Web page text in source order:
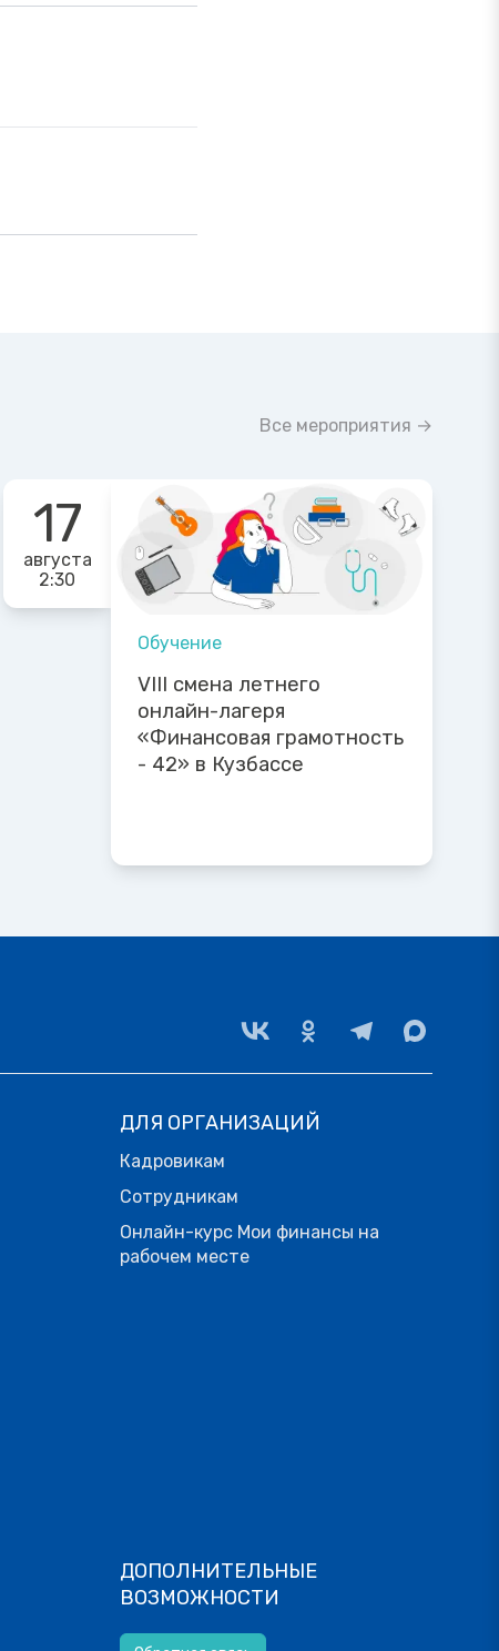
Все мероприятия →
17
августа
2:30
Обучение
VIII смена летнего
онлайн-лагеря
«Финансовая грамотность
- 42» в Кузбассе
ДЛЯ ОРГАНИЗАЦИЙ
Кадровикам
Сотрудникам
Онлайн-курс Мои финансы на
рабочем месте
ДОПОЛНИТЕЛЬНЫЕ
ВОЗМОЖНОСТИ